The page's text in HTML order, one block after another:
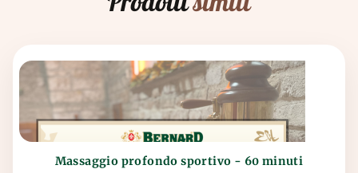
Massaggio profondo sportivo - 60 minuti